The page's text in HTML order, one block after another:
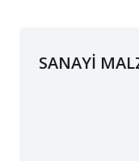
SANAYİ